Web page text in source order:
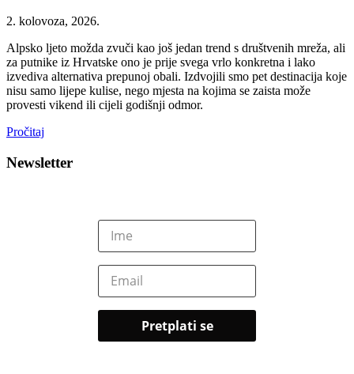
2. kolovoza, 2026.
Alpsko ljeto možda zvuči kao još jedan trend s društvenih mreža, ali
za putnike iz Hrvatske ono je prije svega vrlo konkretna i lako
izvediva alternativa prepunoj obali. Izdvojili smo pet destinacija koje
nisu samo lijepe kulise, nego mjesta na kojima se zaista može
provesti vikend ili cijeli godišnji odmor.
Pročitaj
Newsletter